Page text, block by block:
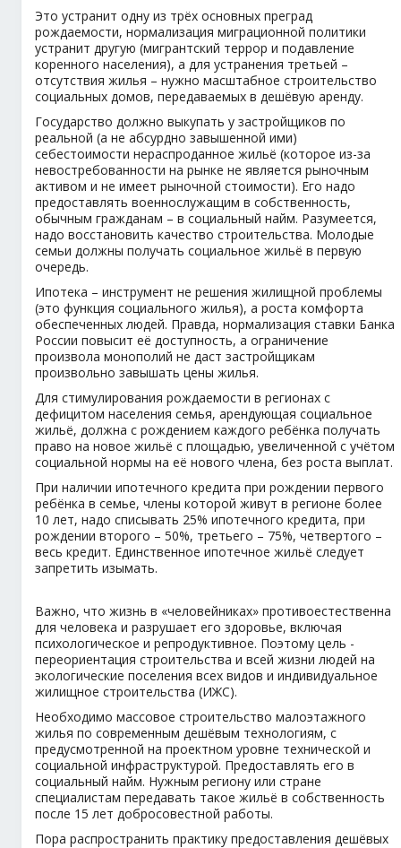
Это устранит одну из трёх основных преград
рождаемости, нормализация миграционной политики
устранит другую (мигрантский террор и подавление
коренного населения), а для устранения третьей –
отсутствия жилья – нужно масштабное строительство
социальных домов, передаваемых в дешёвую аренду.
Государство должно выкупать у застройщиков по
реальной (а не абсурдно завышенной ими)
себестоимости нераспроданное жильё (которое из-за
невостребованности на рынке не является рыночным
активом и не имеет рыночной стоимости). Его надо
предоставлять военнослужащим в собственность,
обычным гражданам – в социальный найм. Разумеется,
надо восстановить качество строительства. Молодые
семьи должны получать социальное жильё в первую
очередь.
Ипотека – инструмент не решения жилищной проблемы
(это функция социального жилья), а роста комфорта
обеспеченных людей. Правда, нормализация ставки Банка
России повысит её доступность, а ограничение
произвола монополий не даст застройщикам
произвольно завышать цены жилья.
Для стимулирования рождаемости в регионах с
дефицитом населения семья, арендующая социальное
жильё, должна с рождением каждого ребёнка получать
право на новое жильё с площадью, увеличенной с учётом
социальной нормы на её нового члена, без роста выплат.
При наличии ипотечного кредита при рождении первого
ребёнка в семье, члены которой живут в регионе более
10 лет, надо списывать 25% ипотечного кредита, при
рождении второго – 50%, третьего – 75%, четвертого –
весь кредит. Единственное ипотечное жильё следует
запретить изымать.
Важно, что жизнь в «человейниках» противоестественна
для человека и разрушает его здоровье, включая
психологическое и репродуктивное. Поэтому цель -
переориентация строительства и всей жизни людей на
экологические поселения всех видов и индивидуальное
жилищное строительства (ИЖС).
Необходимо массовое строительство малоэтажного
жилья по современным дешёвым технологиям, с
предусмотренной на проектном уровне технической и
социальной инфраструктурой. Предоставлять его в
социальный найм. Нужным региону или стране
специалистам передавать такое жильё в собственность
после 15 лет добросовестной работы.
Пора распространить практику предоставления дешёвых